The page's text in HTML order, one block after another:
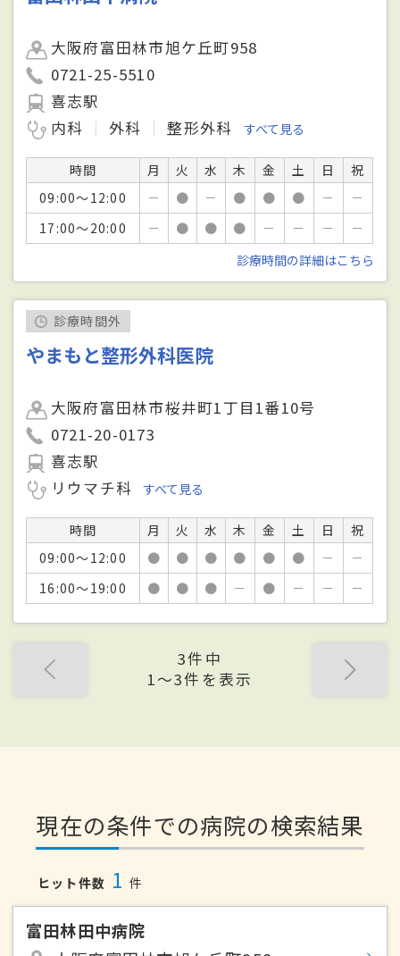
大阪府富田林市旭ケ丘町958
0721-25-5510
喜志駅
内科
外科 整形外科 すべて見る
時間 月 火 水 木 金 土 日
祝
09:00～12:00
－ ● － ● ● ● －
－
17:00～20:00
－ ● ● ● － － －
－
診療時間の詳細はこちら
診療時間外
やまもと整形外科医院
大阪府富田林市桜井町1丁目1番10号
0721-20-0173
喜志駅
リウマチ科
すべて見る
時間 月 火 水 木 金 土 日
祝
09:00～12:00
● ● ● ● ● ● －
－
16:00～19:00
● ● ● － ● － － －
3件中
1〜3件を表示
現在の条件での病院の検索結果
ヒット件数 1 件
富田林田中病院